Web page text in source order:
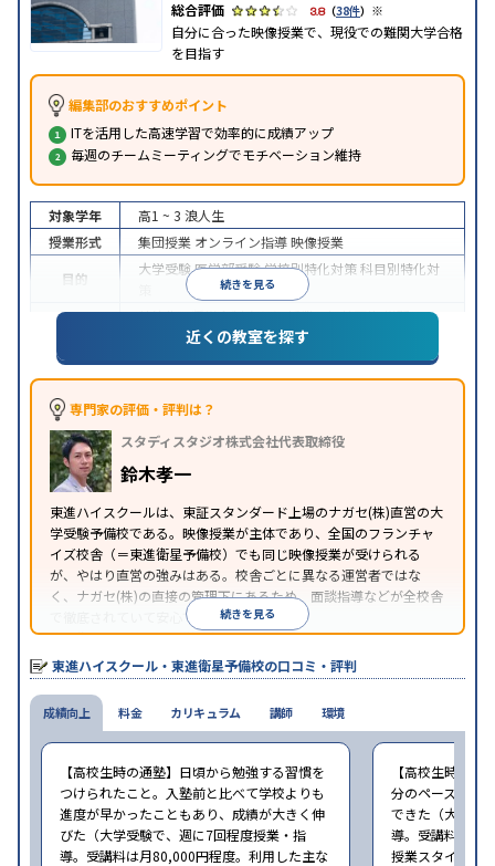
3.8（38件） ※
自分に合った映像授業で、現役での難関大学合格
を目指す
編集部のおすすめポイント
ITを活用した高速学習で効率的に成績アップ
毎週のチームミーティングでモチベーション維持
続きを見る
対象学年 高1 ~ 3 浪人生
授業形式
集団授業 オンライン指導映像授業
目的
大学受験医学部受験学校別特化対策科目別特化対
特待生・奨学金制度あり授業の振替可能学習に
PC・タブレットを利用1科目から受講可能
習のみの受講可
※2024年6月調査。大学受験塾・予備校のアンケート調査方法を参照
近くの教室を探す
専門家の評価・評判は？
スタディスタジオ株式会社代表取締役
鈴木孝一
東進ハイスクールは、東証スタンダード上場のナガセ(株)直営の大
学受験予備校である。映像授業が主体であり、全国のフランチャ
イズ校舎（＝東進衛星予備校）でも同じ映像授業が受けられる
が、やはり直営の強みはある。校舎ごとに異なる運営者ではな
く、ナガセ(株)の直接の管理下にあるため、面談指導などが全校舎
で徹底されていて安心できる。
東進衛星予備校は、運営会社により指導方針や校舎のルールが異
なる。体験授業では、授業のみで判断するのではなく、担当者や
校舎雰囲気、校舎での合格実績などを確認すると良いだろう。
続きを見る
東進ハイスクール・東進衛星予備校の口コミ・評判
成績向上
【高校生時の通塾】日頃から勉強する習慣を
つけられたこと。入塾前と比べて学校よりも
進度が早かったこともあり、成績が大きく伸
びた（大学受験で、週に7回程度授業・指
導。受講料は月80,000円程度。利用した主な
【高校生時の通
分のペースで進
できた（大学受
導。受講料は月
授業スタイル：
料金 カリキュラム 講師 環境